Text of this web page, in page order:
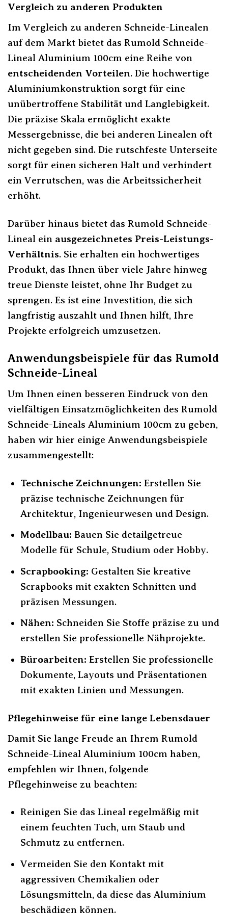
Vergleich zu anderen Produkten
Im Vergleich zu anderen Schneide-Linealen
auf dem Markt bietet das Rumold Schneide-
Lineal Aluminium 100cm eine Reihe von
entscheidenden Vorteilen. Die hochwertige
Aluminiumkonstruktion sorgt für eine
unübertroffene Stabilität und Langlebigkeit.
Die präzise Skala ermöglicht exakte
Messergebnisse, die bei anderen Linealen oft
nicht gegeben sind. Die rutschfeste Unterseite
sorgt für einen sicheren Halt und verhindert
ein Verrutschen, was die Arbeitssicherheit
erhöht.
Darüber hinaus bietet das Rumold Schneide-
Lineal ein ausgezeichnetes Preis-Leistungs-
Verhältnis. Sie erhalten ein hochwertiges
Produkt, das Ihnen über viele Jahre hinweg
treue Dienste leistet, ohne Ihr Budget zu
sprengen. Es ist eine Investition, die sich
langfristig auszahlt und Ihnen hilft, Ihre
Projekte erfolgreich umzusetzen.
Anwendungsbeispiele für das Rumold
Schneide-Lineal
Um Ihnen einen besseren Eindruck von den
vielfältigen Einsatzmöglichkeiten des Rumold
Schneide-Lineals Aluminium 100cm zu geben,
haben wir hier einige Anwendungsbeispiele
zusammengestellt:
Technische Zeichnungen: Erstellen Sie
präzise technische Zeichnungen für
Architektur, Ingenieurwesen und Design.
Modellbau: Bauen Sie detailgetreue
Modelle für Schule, Studium oder Hobby.
Scrapbooking: Gestalten Sie kreative
Scrapbooks mit exakten Schnitten und
präzisen Messungen.
Nähen: Schneiden Sie Stoffe präzise zu und
erstellen Sie professionelle Nähprojekte.
Büroarbeiten: Erstellen Sie professionelle
Dokumente, Layouts und Präsentationen
mit exakten Linien und Messungen.
Pflegehinweise für eine lange Lebensdauer
Damit Sie lange Freude an Ihrem Rumold
Schneide-Lineal Aluminium 100cm haben,
empfehlen wir Ihnen, folgende
Pflegehinweise zu beachten:
Reinigen Sie das Lineal regelmäßig mit
einem feuchten Tuch, um Staub und
Schmutz zu entfernen.
Vermeiden Sie den Kontakt mit
aggressiven Chemikalien oder
Lösungsmitteln, da diese das Aluminium
beschädigen können.